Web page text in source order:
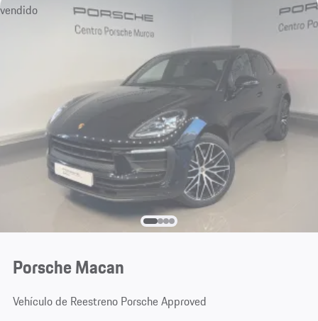
vendido
Porsche Macan
Vehículo de Reestreno Porsche Approved